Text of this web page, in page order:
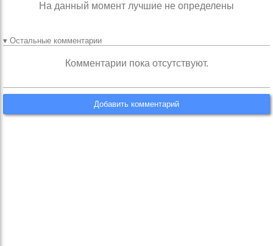
На данный момент лучшие не определены
▾ Остальные комментарии
Комментарии пока отсутствуют.
Добавить комментарий